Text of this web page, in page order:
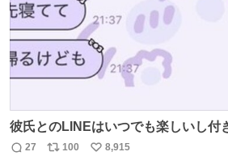
彼氏とのLINEはいつでも楽しいし付
かったLINEは無限にあるけど(同棲前
27 100
8,915